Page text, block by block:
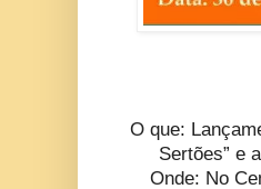
O que:
Sertões” e
Onde: No